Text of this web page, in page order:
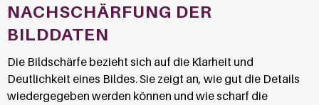
NACHSCHÄRFUNG DER
BILDDATEN
Die Bildschärfe bezieht sich auf die Klarheit und
Deutlichkeit eines Bildes. Sie zeigt an, wie gut die Details
wiedergegeben werden können und wie scharf die